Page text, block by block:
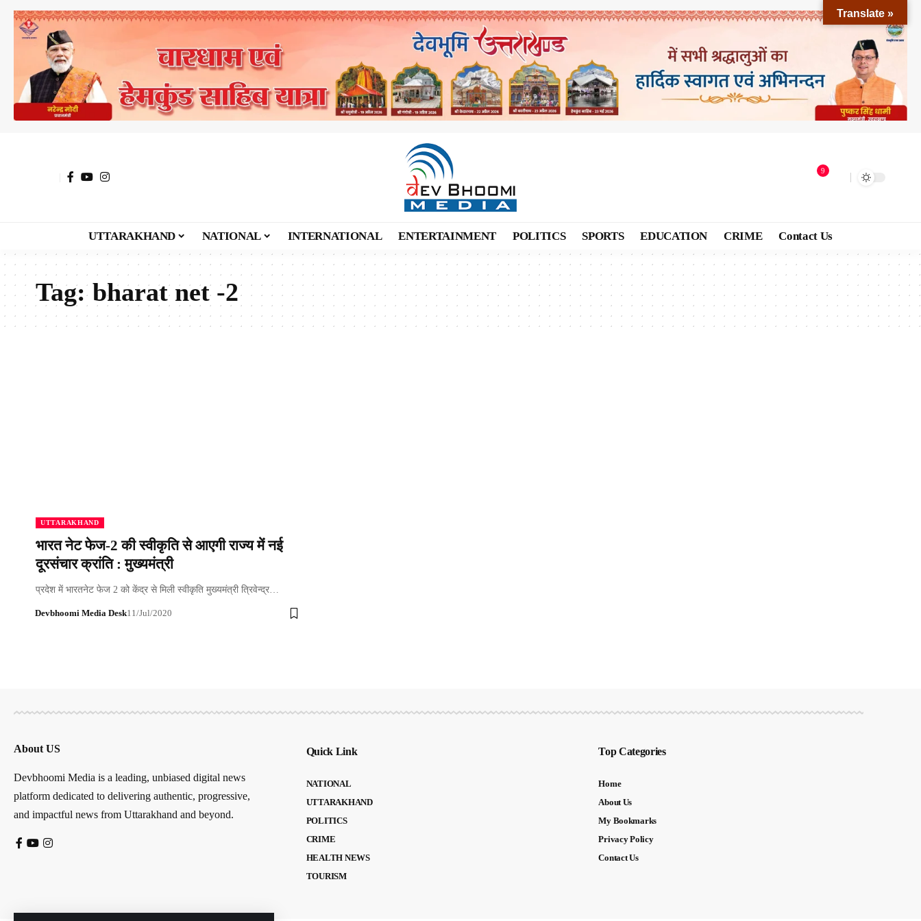
9
UTTARAKHAND NATIONAL INTERNATIONAL ENTERTAINMENT POLITICS SPORTS EDUCATION CRIME Contact Us
Tag:bharat net -2
UTTARAKHAND
भारत नेट फेज-2 की स्वीकृति से आएगी राज्य में नई
दूरसंचार क्रांति : मुख्यमंत्री
प्रदेश में भारतनेट फेज 2 को केंद्र से मिली स्वीकृति मुख्यमंत्री त्रिवेन्द्र…
Devbhoomi Media Desk11/Jul/2020
About US
Devbhoomi Media is a leading, unbiased digital news
platform dedicated to delivering authentic, progressive,
and impactful news from Uttarakhand and beyond.
Quick Link
NATIONAL
UTTARAKHAND
POLITICS
CRIME
HEALTH NEWS
TOURISM
Top Categories
Home
About Us
My Bookmarks
Privacy Policy
Contact Us
Translate »